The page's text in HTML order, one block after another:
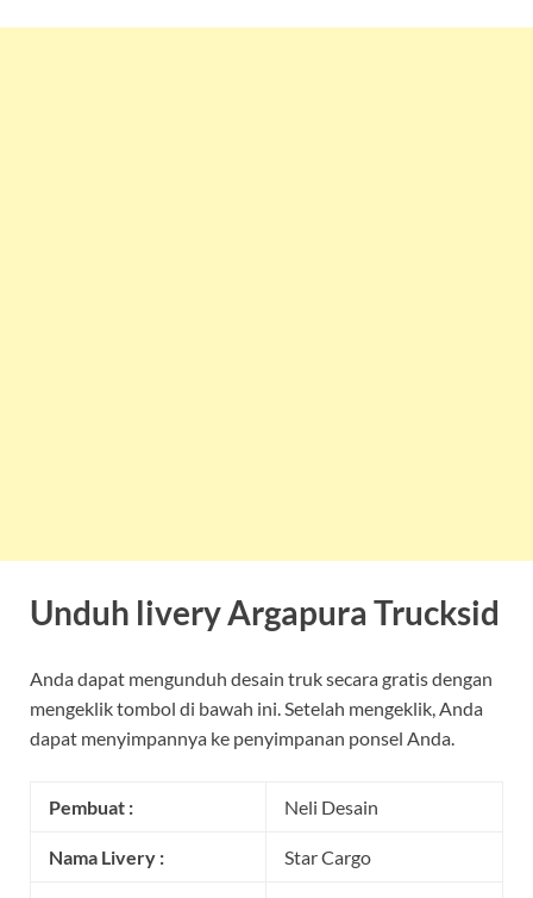
Unduh livery Argapura Trucksid
Anda dapat mengunduh desain truk secara gratis dengan
mengeklik tombol di bawah ini. Setelah mengeklik, Anda
dapat menyimpannya ke penyimpanan ponsel Anda.
Pembuat : Neli Desain
Nama Livery : Star Cargo